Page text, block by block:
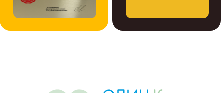
УСЛУГ
Лечение на элайнерах